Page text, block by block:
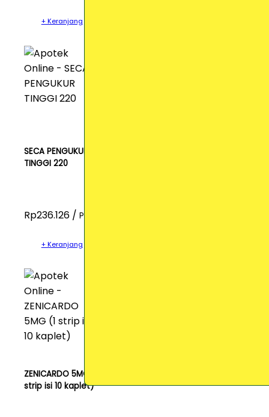
+ Keranjang
SECA PENGUKUR
TINGGI 220
Rp236.126 / Pcs
+ Keranjang
ZENICARDO 5MG (1
strip isi 10 kaplet)